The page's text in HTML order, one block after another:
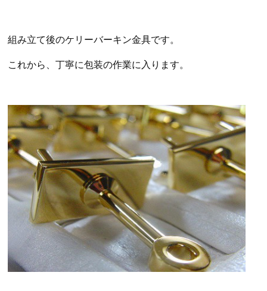
組み立て後のケリーバーキン金具です。
これから、丁寧に包装の作業に入ります。